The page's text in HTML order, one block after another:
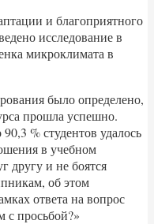
и благоприятного
исследование в
микроклимата в
было определено,
прошла успешно.
% студентов удалось
в учебном
другу и не боятся
об этом
ответа на вопрос
с просьбой?»